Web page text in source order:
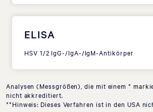
ELISA
HSV 1/2 IgG-/IgA-/IgM-Antikörper
Analysen (Messgrößen), die mit einem *
nicht akkreditiert.
**Hinweis: Dieses Verfahren ist in den USA